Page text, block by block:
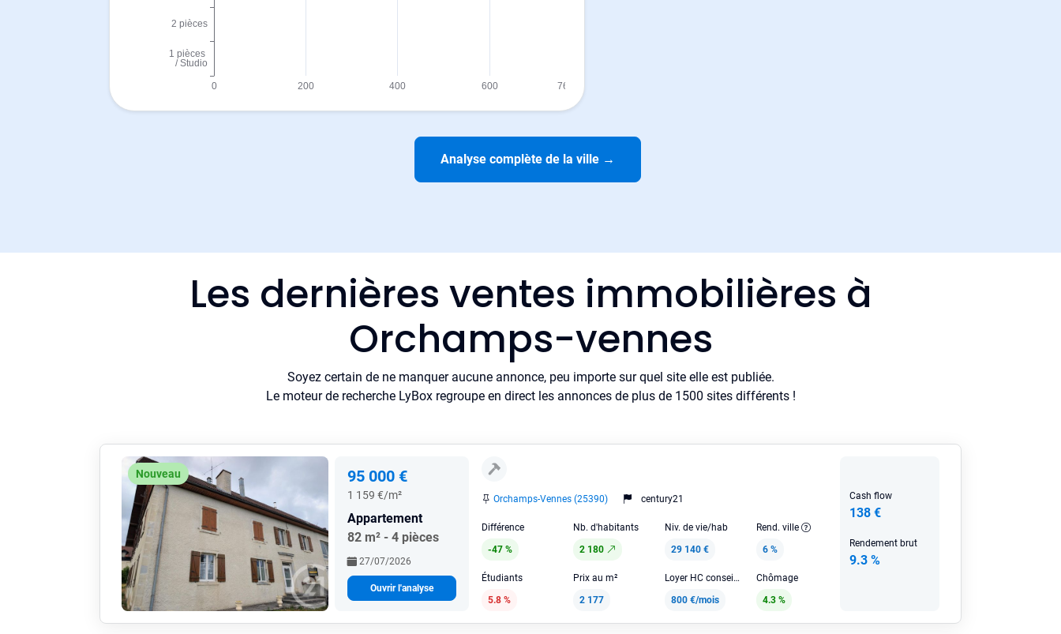
Analyse complète de la ville →
Les dernières ventes immobilières à
Orchamps-vennes
Soyez certain de ne manquer aucune annonce, peu importe sur quel site elle est publiée.
Le moteur de recherche LyBox regroupe en direct les annonces de plus de 1500 sites différents !
Nouveau 95 000 €
1 159 €/m²
Appartement
82 m² - 4 pièces
27/07/2026
Ouvrir l'analyse
Orchamps-Vennes (25390) century21
Différence
-47 %
Nb. d'habitants
2 180
Niv. de vie/hab
29 140 €
Rend. ville
6 %
Étudiants
5.8 %
Prix au m²
2 177
Loyer HC conseillé
800 €/mois
Chômage
4.3 %
Cash flow
138 €
Rendement brut
9.3 %